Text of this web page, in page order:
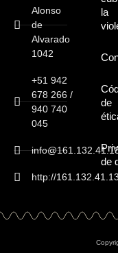
Alonso
de
Alvarado
1042
+51 942
678 266 /
940 740
045
http://
la
de
de